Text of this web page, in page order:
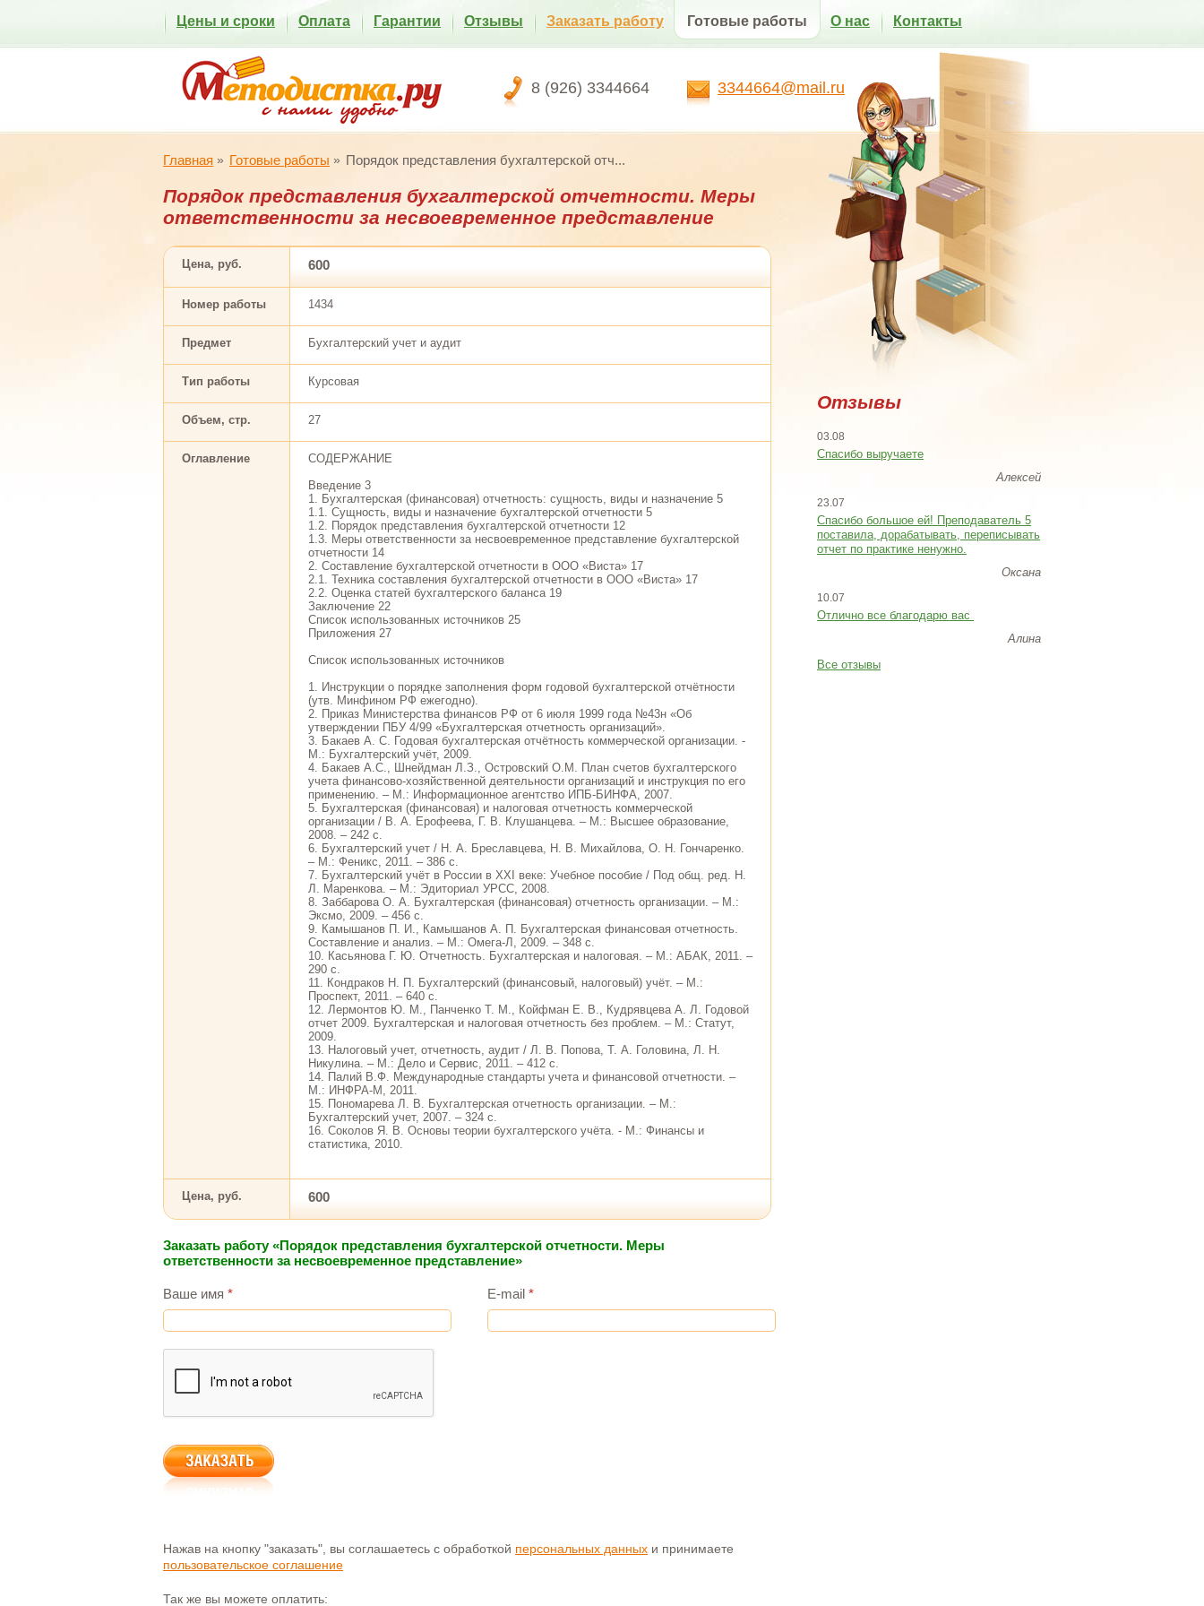
8 (926) 3344664 3344664@mail.ru
Цены и сроки Оплата Гарантии Отзывы Заказать работу Готовые работы О нас Контакты
Главная Готовые работы Порядок представления бухгалтерской отч...
Порядок представления бухгалтерской отчетности. Меры
ответственности за несвоевременное представление
Цена, руб. 600
Номер работы 1434
Предмет Бухгалтерский учет и аудит
Тип работы Курсовая
Объем, стр. 27
Оглавление
СОДЕРЖАНИЕ
Введение 3
1. Бухгалтерская (финансовая) отчетность: сущность, виды и назначение 5
1.1. Сущность, виды и назначение бухгалтерской отчетности 5
1.2. Порядок представления бухгалтерской отчетности 12
1.3. Меры ответственности за несвоевременное представление бухгалтерской
отчетности 14
2. Составление бухгалтерской отчетности в ООО «Виста» 17
2.1. Техника составления бухгалтерской отчетности в ООО «Виста» 17
2.2. Оценка статей бухгалтерского баланса 19
Заключение 22
Список использованных источников 25
Приложения 27
Список использованных источников
1. Инструкции о порядке заполнения форм годовой бухгалтерской отчётности
(утв. Минфином РФ ежегодно).
2. Приказ Министерства финансов РФ от 6 июля 1999 года №43н «Об
утверждении ПБУ 4/99 «Бухгалтерская отчетность организаций».
3. Бакаев А. С. Годовая бухгалтерская отчётность коммерческой организации. -
М.: Бухгалтерский учёт, 2009.
4. Бакаев А.С., Шнейдман Л.З., Островский О.М. План счетов бухгалтерского
учета финансово-хозяйственной деятельности организаций и инструкция по его
применению. – М.: Информационное агентство ИПБ-БИНФА, 2007.
5. Бухгалтерская (финансовая) и налоговая отчетность коммерческой
организации / В. А. Ерофеева, Г. В. Клушанцева. – М.: Высшее образование,
2008. – 242 с.
6. Бухгалтерский учет / Н. А. Бреславцева, Н. В. Михайлова, О. Н. Гончаренко.
– М.: Феникс, 2011. – 386 с.
7. Бухгалтерский учёт в России в XXI веке: Учебное пособие / Под общ. ред. Н.
Л. Маренкова. – М.: Эдиториал УРСС, 2008.
8. Заббарова О. А. Бухгалтерская (финансовая) отчетность организации. – М.:
Эксмо, 2009. – 456 с.
9. Камышанов П. И., Камышанов А. П. Бухгалтерская финансовая отчетность.
Составление и анализ. – М.: Омега-Л, 2009. – 348 с.
10. Касьянова Г. Ю. Отчетность. Бухгалтерская и налоговая. – М.: АБАК, 2011. –
290 с.
11. Кондраков Н. П. Бухгалтерский (финансовый, налоговый) учёт. – М.:
Проспект, 2011. – 640 с.
12. Лермонтов Ю. М., Панченко Т. М., Койфман Е. В., Кудрявцева А. Л. Годовой
отчет 2009. Бухгалтерская и налоговая отчетность без проблем. – М.: Статут,
2009.
13. Налоговый учет, отчетность, аудит / Л. В. Попова, Т. А. Головина, Л. Н.
Никулина. – М.: Дело и Сервис, 2011. – 412 с.
14. Палий В.Ф. Международные стандарты учета и финансовой отчетности. –
М.: ИНФРА-М, 2011.
15. Пономарева Л. В. Бухгалтерская отчетность организации. – М.:
Бухгалтерский учет, 2007. – 324 с.
16. Соколов Я. В. Основы теории бухгалтерского учёта. - М.: Финансы и
статистика, 2010.
Цена, руб. 600
Заказать работу «Порядок представления бухгалтерской отчетности. Меры
ответственности за несвоевременное представление»
Ваше имя * E-mail *
Нажав на кнопку "заказать", вы соглашаетесь с обработкой персональных данных и принимаете
пользовательское соглашение
Так же вы можете оплатить:
Отзывы
03.08
Спасибо выручаете
Алексей
23.07
Cпасибо большое ей! Преподаватель 5
поставила, дорабатывать, переписывать
отчет по практике ненужно.
Оксана
10.07
Отлично все благодарю вас
Алина
Все отзывы